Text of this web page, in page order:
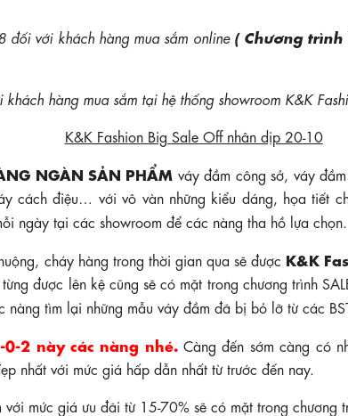
với khách hàng mua sắm online ( Chương
hàng mua sắm tại hệ thống showroom K&K
NGÀN SẢN PHẨM váy đầm công sở, váy
cách điệu… với vô vàn những kiểu dáng, họa tiết
ngày tại các showroom để các nàng tha hồ lựa chọn.
cháy hàng trong thời gian qua sẽ được K&K
được lên kệ cũng sẽ có mặt trong chương trình
tìm lại những mẫu váy đầm đã bị bỏ lỡ từ các
0-2 này các nàng nhé.Càng đến sớm càng có
nhất với mức giá hấp dẫn nhất từ trước đến nay.
mức giá ưu đãi từ 15-70% sẽ có mặt trong chương